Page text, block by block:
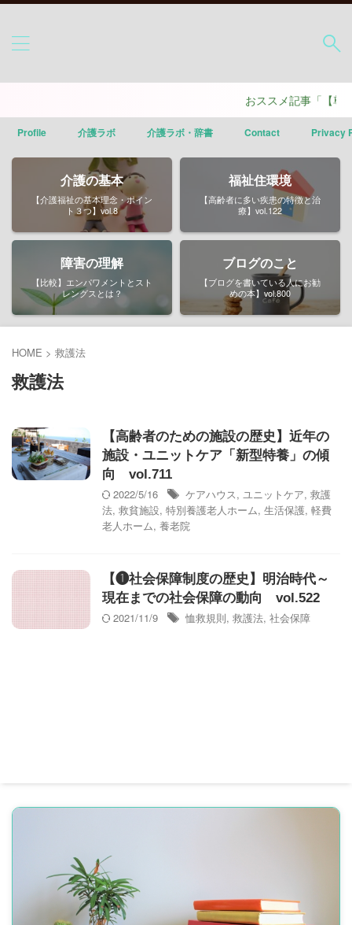
おススメ記事「【尊厳
Profile 介護ラボ 介護ラボ・辞書 Contact Privacy
介護の基本
【介護福祉の基本理念・ポイン
ト３つ】vol.8
福祉住環境
【高齢者に多い疾患の特徴と治
療】vol.122
障害の理解
【比較】エンパワメントとスト
レングスとは？
ブログのこと
【ブログを書いている人にお勧
めの本】vol.800
HOME > 救護法
救護法
【高齢者のための施設の歴史】近年の
施設・ユニットケア「新型特養」の傾
向 vol.711
2022/5/16
ケアハウス, ユニットケア, 救護
法, 救貧施設, 特別養護老人ホーム, 生活保護, 軽費
老人ホーム, 養老院
【❶社会保障制度の歴史】明治時代～
現在までの社会保障の動向 vol.522
2021/11/9
恤救規則, 救護法, 社会保障